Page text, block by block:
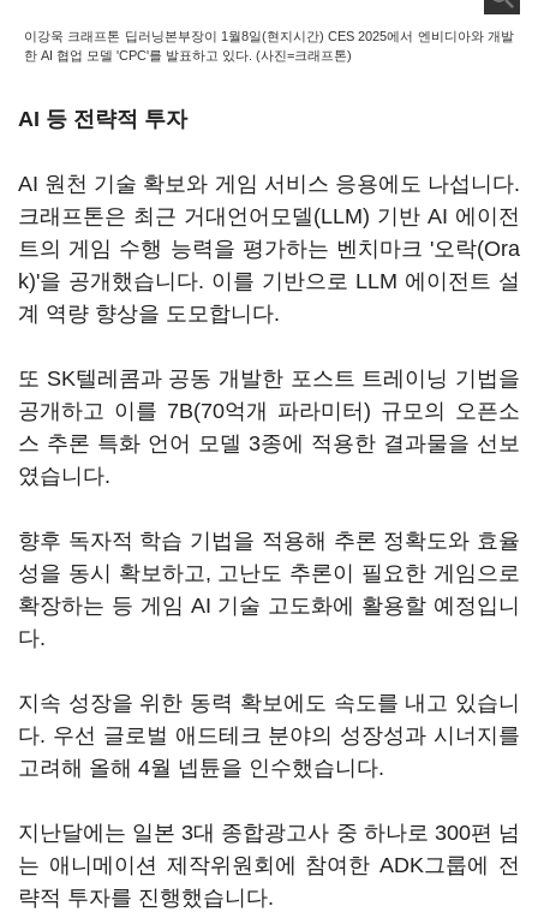
이강욱 크래프톤 딥러닝본부장이 1월8일(현지시간) CES 2025에서 엔비디아와 개발
한 AI 협업 모델 'CPC'를 발표하고 있다. (사진=크래프톤)
AI 등 전략적 투자
AI 원천 기술 확보와 게임 서비스 응용에도 나섭니다.
크래프톤은 최근 거대언어모델(LLM) 기반 AI 에이전
트의 게임 수행 능력을 평가하는 벤치마크 '오락(Ora
k)'을 공개했습니다. 이를 기반으로 LLM 에이전트 설
계 역량 향상을 도모합니다.
또 SK텔레콤과 공동 개발한 포스트 트레이닝 기법을
공개하고 이를 7B(70억개 파라미터) 규모의 오픈소
스 추론 특화 언어 모델 3종에 적용한 결과물을 선보
였습니다.
향후 독자적 학습 기법을 적용해 추론 정확도와 효율
성을 동시 확보하고, 고난도 추론이 필요한 게임으로
확장하는 등 게임 AI 기술 고도화에 활용할 예정입니
다.
지속 성장을 위한 동력 확보에도 속도를 내고 있습니
다. 우선 글로벌 애드테크 분야의 성장성과 시너지를
고려해 올해 4월 넵튠을 인수했습니다.
지난달에는 일본 3대 종합광고사 중 하나로 300편 넘
는 애니메이션 제작위원회에 참여한 ADK그룹에 전
략적 투자를 진행했습니다.